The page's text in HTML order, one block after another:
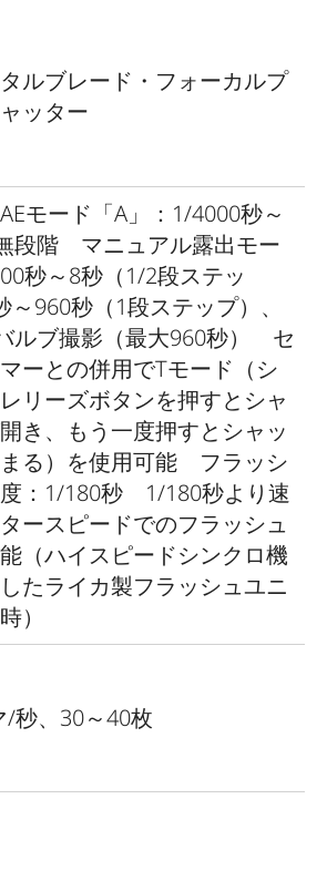
ルブレード・フォーカルプ
ッター
モード「A」：1/4000秒～
段階 マニュアル露出モー
秒～8秒（1/2段ステッ
～960秒（1段ステップ）、
ルブ撮影（最大960秒） セ
ーとの併用でTモード（シ
リーズボタンを押すとシャ
き、もう一度押すとシャッ
る）を使用可能 フラッシ
：1/180秒 1/180秒より速
ースピードでのフラッシュ
（ハイスピードシンクロ機
たライカ製フラッシュユニ
）
/秒、30～40枚